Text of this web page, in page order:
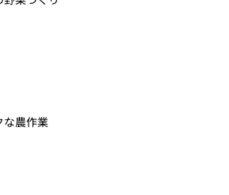
な農作業